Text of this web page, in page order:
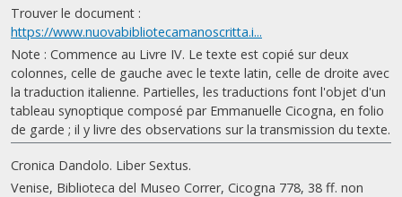
Trouver le document :
https://www.nuovabibliotecamanoscritta.i...
Note : Commence au Livre IV. Le texte est copié sur deux
colonnes, celle de gauche avec le texte latin, celle de droite avec
la traduction italienne. Partielles, les traductions font l'objet d'un
tableau synoptique composé par Emmanuelle Cicogna, en folio
de garde ; il y livre des observations sur la transmission du texte.
Cronica Dandolo. Liber Sextus.
Venise, Biblioteca del Museo Correr, Cicogna 778, 38 ff. non